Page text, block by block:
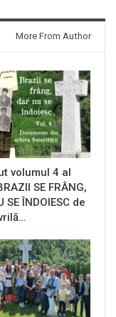
More From Author
volumul 4 al
SE FRÂNG,
SE ÎNDOIESC de